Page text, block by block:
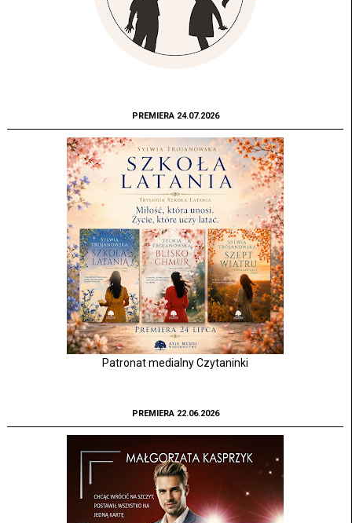
PREMIERA 24.07.2026
Patronat medialny Czytaninki
PREMIERA 22.06.2026